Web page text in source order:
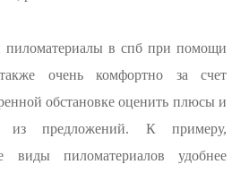
пиломатериалы в спб при помощи
также очень комфортно за счет
обстановке оценить плюсы и
из предложений. К примеру,
виды пиломатериалов удобнее